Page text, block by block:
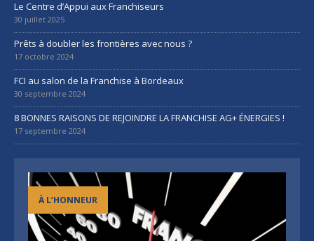
Le Centre d’Appui aux Franchiseurs
30 juillet 2025
Prêts à doubler les frontières avec nous ?
17 octobre 2024
FCI au salon de la Franchise à Bordeaux
30 septembre 2024
8 BONNES RAISONS DE REJOINDRE LA FRANCHISE AG+ ÉNERGIES !
17 septembre 2024
À L’HONNEUR